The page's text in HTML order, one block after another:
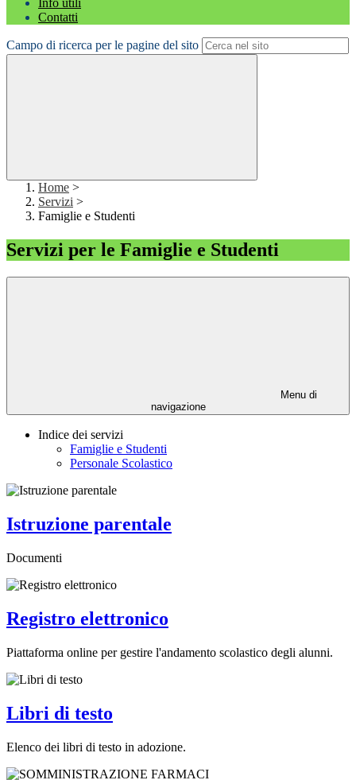
Info utili
Contatti
Campo di ricerca per le pagine del sito
Home >
Servizi >
Famiglie e Studenti
Servizi per le Famiglie e Studenti
Menu di
navigazione
Indice dei servizi
Famiglie e Studenti
Personale Scolastico
Istruzione parentale
Documenti
Registro elettronico
Piattaforma online per gestire l'andamento scolastico degli alunni.
Libri di testo
Elenco dei libri di testo in adozione.